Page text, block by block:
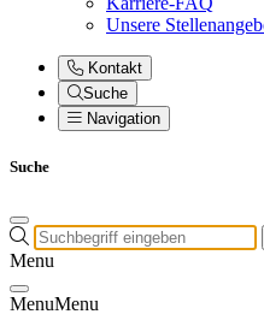
Unsere
Kontakt
Suche
Navigation
Suche
Menu
MenuMenu